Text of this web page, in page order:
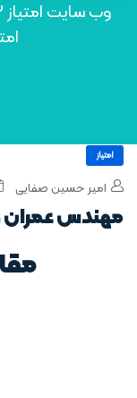
امتیاز
امیر حسین صفایی
مهندس عمران